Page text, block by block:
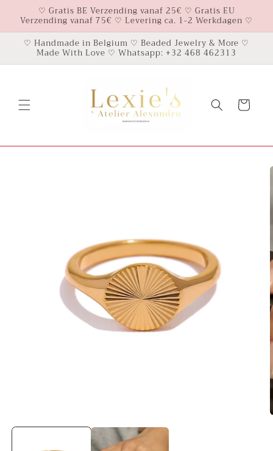
naar de
content
♡ Gratis BE Verzending vanaf 25€ ♡ Gratis EU
Verzending vanaf 75€ ♡ Levering ca. 1-2 Werkdagen ♡
♡ Handmade in Belgium ♡ Beaded Jewelry & More ♡
Made With Love ♡ Whatsapp: +32 468 462313
Winkelwagen